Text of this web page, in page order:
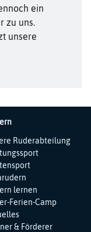
ein
zu uns.
unsere
Ruderabteilung
lernen
Ferien-Camp
& Förderer